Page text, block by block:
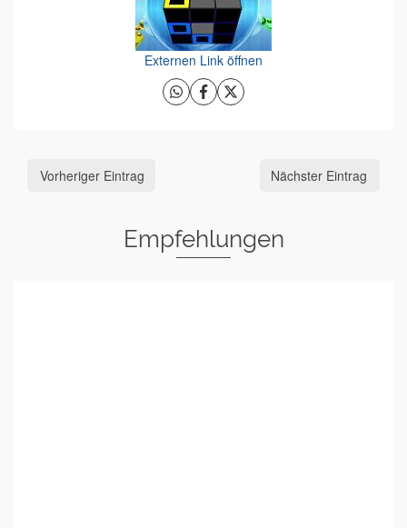
Externen Link öffnen
Vorheriger Eintrag Nächster Eintrag
Empfehlungen